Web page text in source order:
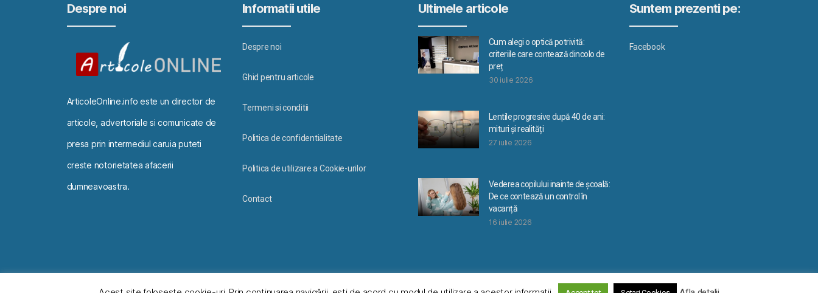
Despre noi
ArticoleOnline.info este un director de
articole, advertoriale si comunicate de
presa prin intermediul caruia puteti
creste notorietatea afacerii
dumneavoastra.
Informatii utile
Despre noi
Ghid pentru articole
Termeni si conditii
Politica de confidentialitate
Politica de utilizare a Cookie-urilor
Contact
Ultimele articole
Cum alegi o optică potrivită:
criteriile care contează dincolo de
preț
30 iulie 2026
Lentile progresive după 40 de ani:
mituri și realități
27 iulie 2026
Vederea copilului inainte de școală:
De ce contează un control în
vacanță
16 iulie 2026
Suntem prezenti pe:
Facebook